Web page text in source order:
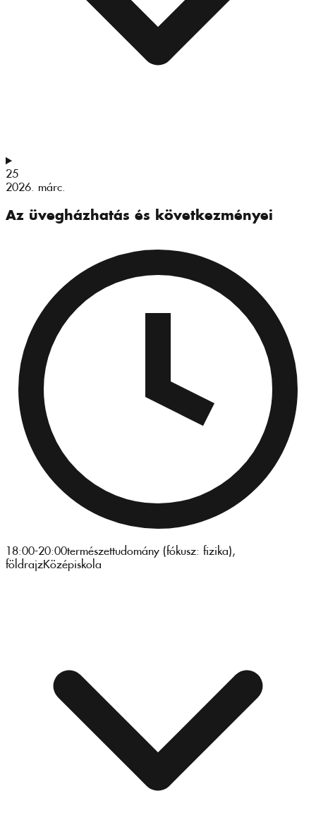
25
2026. márc.
Az üvegházhatás és következményei
18:00-20:00természettudomány (fókusz: fizika),
földrajzKözépiskola